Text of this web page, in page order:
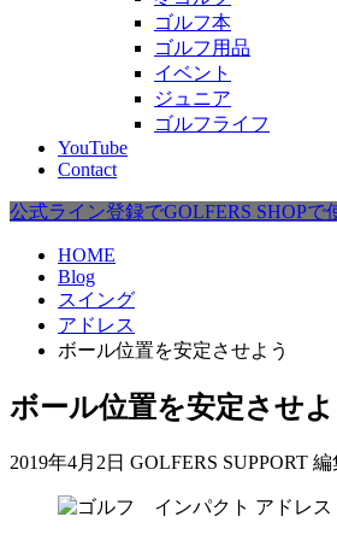
ゴルフ本
ゴルフ用品
イベント
ジュニア
ゴルフライフ
YouTube
Contact
公式ライン登録でGOLFERS SHOPで
HOME
Blog
スイング
アドレス
ボール位置を安定させよう
ボール位置を安定させよ
2019年4月2日 GOLFERS SUPPORT 編
アドレス